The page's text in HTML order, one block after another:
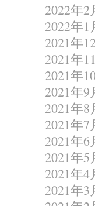
2022年2
2022年1
2021年
2021年
2021年
2021年9
2021年8
2021年7
2021年6
2021年5
2021年4
2021年3